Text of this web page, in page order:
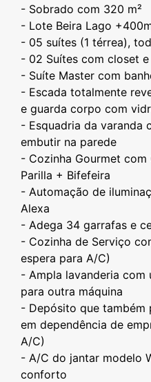
- Sobrado com 320 m²
- Lote Beira Lago
- ⁠05 suítes (1 térrea),
- ⁠02 Suítes com closet
- Suíte Master com
- Escada totalmente
e guarda corpo com
- Esquadria da varanda
embutir na parede
- Cozinha Gourmet
Parilla + Bifefeira
- Automação de
Alexa
- ⁠Adega 34 garrafas e
- Cozinha de Serviço
espera para A/C)
- Ampla lavanderia com
para outra máquina
- Depósito que também
em dependência de
A/C)
- A/C do jantar modelo
conforto